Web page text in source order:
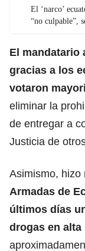
El ‘narco’
“no culpable”,
El mandatario
gracias a los
votaron
eliminar la
de entregar a
Justicia de
Asimismo, hizo
Armadas de
últimos días
drogas en alta